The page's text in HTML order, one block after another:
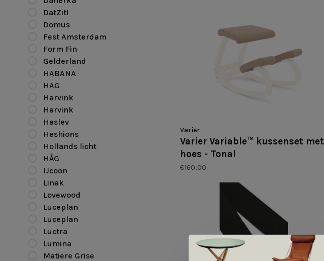
DatZit!
Domus
Fest Amsterdam
Form Fin
Gelderland
HABANA
HAG
Harvink
Harvink
Haslev
Heshions
Hollands licht
HÅG
IJcoon
Linak
Lovewood
Luceplan
Luceplan
Luctra
Lumina
Matiere Grise
Varier
Varier Variable™ kussenset met
hoes - Tonal
€160,00